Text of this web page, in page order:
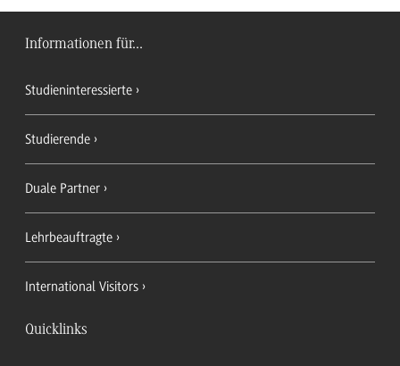
Informationen für...
Studieninteressierte
Studierende
Duale Partner
Lehrbeauftragte
International Visitors
Quicklinks